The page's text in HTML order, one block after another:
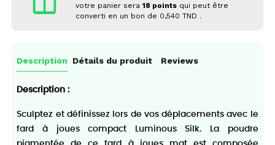
votre panier sera18 points qui peut être
converti en un bon de 0,540 TND .
Description Détails du produit Reviews
Description :
Sculptez et définissez lors de vos déplacements avec le
fard à joues compact Luminous Silk. La poudre